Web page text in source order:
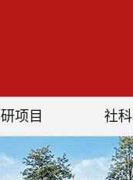
项目 社